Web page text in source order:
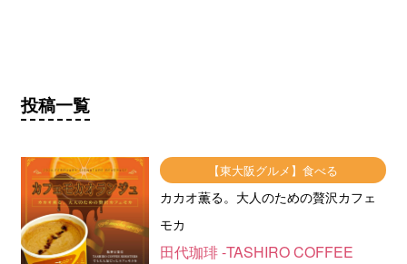
投稿一覧
【東大阪グルメ】食べる
カカオ薫る。大人のための贅沢カフェ
モカ
田代珈琲 -TASHIRO COFFEE